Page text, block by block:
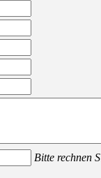
Bitte rechnen